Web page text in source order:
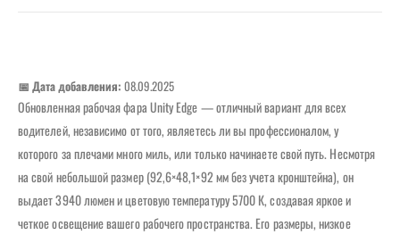
📅 Дата добавления: 08.09.2025
Обновленная рабочая фара Unity Edge — отличный вариант для всех
водителей, независимо от того, являетесь ли вы профессионалом, у
которого за плечами много миль, или только начинаете свой путь. Несмотря
на свой небольшой размер (92,6×48,1×92 мм без учета кронштейна), он
выдает 3940 люмен и цветовую температуру 5700 К, создавая яркое и
четкое освещение вашего рабочего пространства. Его размеры, низкое